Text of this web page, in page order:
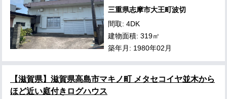
三重県志摩市大王町波切
間取: 4DK
建物面積: 319㎡
築年月: 1980年02月
【滋賀県】滋賀県高島市マキノ町 メタセコイヤ並木から
ほど近い庭付きログハウス